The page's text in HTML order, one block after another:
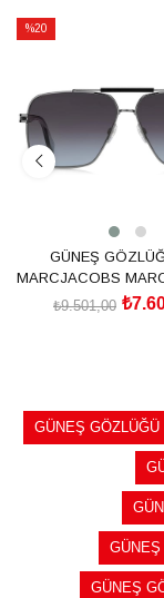
%20
GÜNEŞ
MARCJACOBS MARC
206400KB76198
₺9.501,00
GÜNEŞ
GÜNEŞ